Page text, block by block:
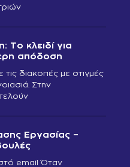
Το κλειδί για
απόδοση
διακοπές με στιγμές
Στην
Εργασίας –
email Όταν